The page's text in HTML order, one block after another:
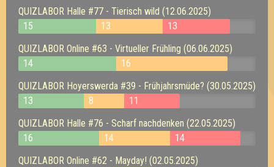
QUIZLABOR Halle #77 - Tierisch wild (12.06.2025)
15
13
13
QUIZLABOR Online #63 - Virtueller Frühling (06.06.2025)
14
16
QUIZLABOR Hoyerswerda #39 - Frühjahrsmüde? (30.05.2025)
13
8
11
QUIZLABOR Halle #76 - Scharf nachdenken (22.05.2025)
16
14
14
QUIZLABOR Online #62 - Mayday! (02.05.2025)